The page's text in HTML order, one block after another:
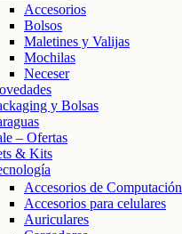
Accesorios
Bolsos
Maletines y Valijas
Mochilas
Neceser
y Bolsas
– Ofertas
& Kits
Accesorios de Computación
Accesorios para celulares
Auriculares